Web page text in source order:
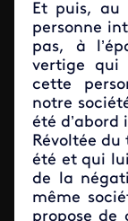
Et puis, au
personne
pas, à
vertige qui
cette
notre
été d’abord
Révoltée
été et qui
de la
même
propose de